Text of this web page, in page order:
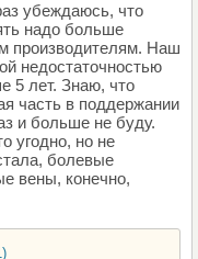
убеждаюсь, что
надо больше
производителям. Наш
недостаточностью
5 лет. Знаю, что
часть в поддержании
и больше не буду.
угодно, но не
болевые
вены, конечно,